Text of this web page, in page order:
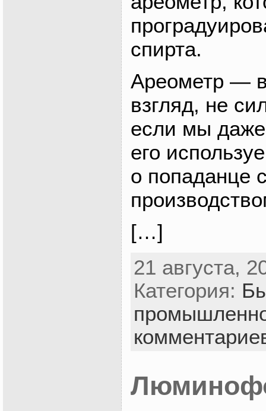
спирта.
Ареометр —
взгляд, не
если мы
его
о попаданце
[…]
21 августа,
Категория: